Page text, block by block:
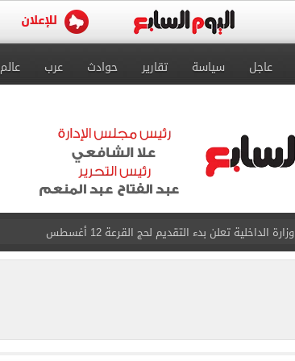
عاجل سياسة تقارير حوادث عرب عالم
محافظ القاهرة يخفض الحد الأدنى للقبول بمدارس الثانوي العام لـ220 درجة
محافظ القاهرة يخفض درجات القبول بمدارس التعليم الفني
مجلس الوزراء يوافق على 12 قرار خلال اجتماعه الأسبوعي.. تعرف عليهم